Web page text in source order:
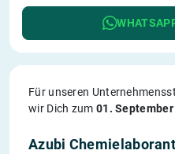
Für unseren
wir Dich zum 01.
Azubi